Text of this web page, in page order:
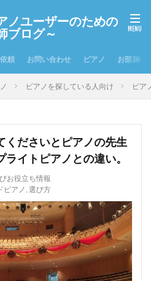
ノユーザーのための
ブログ～
頼 お問い合わせ ピアノ お部屋の
ピアノを探している人向け ピア
くださいとピアノの先生
イトピアノとの違い。
お役立ち情報
ピアノ, 選び方